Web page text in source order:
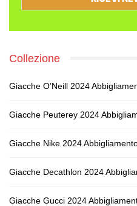
Collezione
Giacche O’Neill 2024
Giacche Peuterey 2024
Giacche Nike 2024
Giacche Decathlon 2024
Giacche Gucci 2024